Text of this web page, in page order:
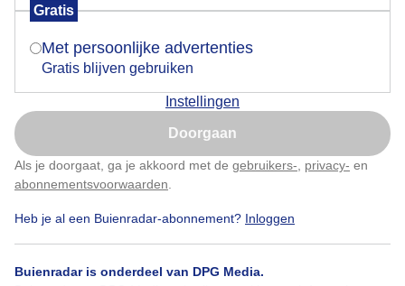
Gratis
Met persoonlijke advertenties
Gratis blijven gebruiken
Instellingen
Doorgaan
Als je doorgaat, ga je akkoord met de gebruikers- privacy- en
abonnementsvoorwaarden
Heb je al een Buienradar-abonnement? Inloggen
Buienradar is onderdeel van DPG Media.
Populaire categorieën
Lente
Zomer
Over Buienradar
Bedrijfsgegevens
Is goed, toon de popup
Nu niet, misschien later
Klik hierom dit aan te passen